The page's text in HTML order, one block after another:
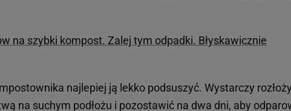
na szybki kompost. Zalej tym odpadki. Błyskawicznie
najlepiej ją lekko podsuszyć. Wystarczy
na suchym podłożu i pozostawić na dwa dni, aby